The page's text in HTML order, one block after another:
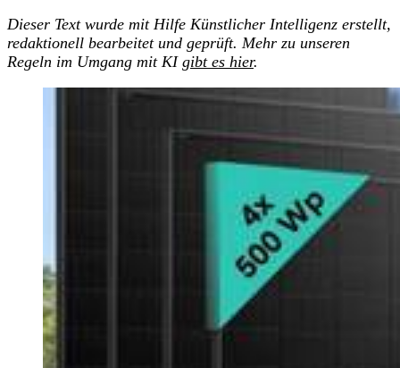
Dieser Text wurde mit Hilfe Künstlicher Intelligenz erstellt,
redaktionell bearbeitet und geprüft. Mehr zu unseren
Regeln im Umgang mit KI gibt es hier.